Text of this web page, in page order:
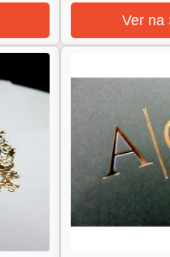
Ver na